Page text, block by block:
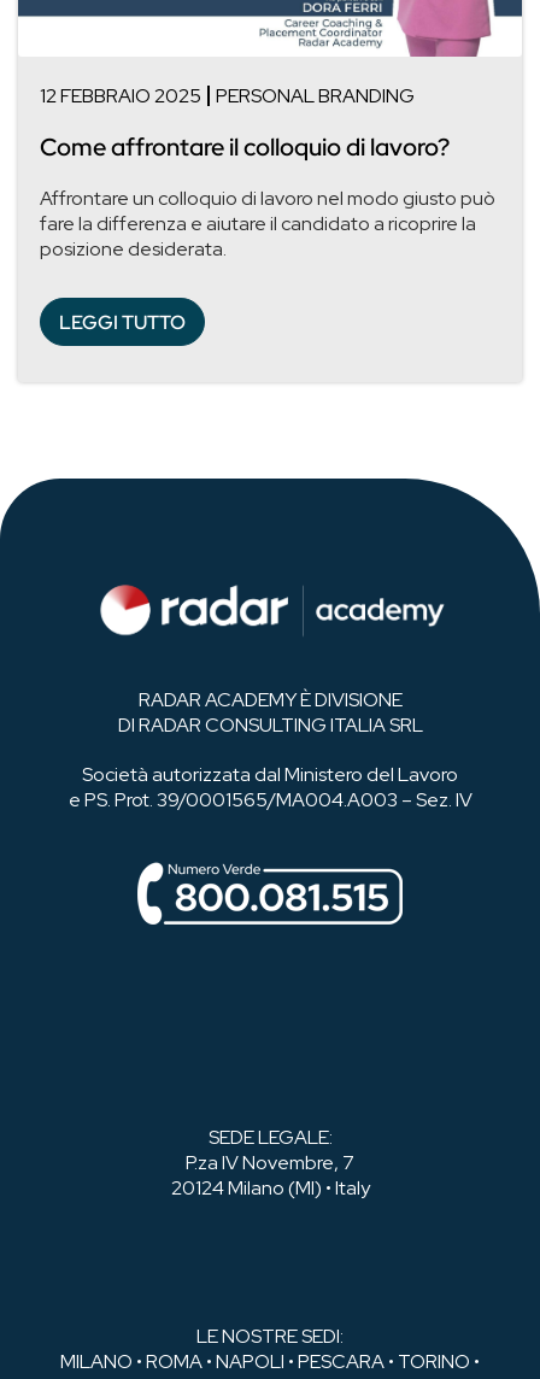
12 FEBBRAIO 2025 PERSONAL BRANDING
Come affrontare il colloquio di lavoro?
Affrontare un colloquio di lavoro nel modo giusto può
fare la differenza e aiutare il candidato a ricoprire la
posizione desiderata.
LEGGI TUTTO
RADAR ACADEMY È DIVISIONE
DI RADAR CONSULTING ITALIA SRL
Società autorizzata dal Ministero del Lavoro
e PS. Prot. 39/0001565/MA004.A003 – Sez. IV
SEDE LEGALE:
P.za IV Novembre, 7
20124 Milano (MI) • Italy
LE NOSTRE SEDI:
MILANO • ROMA • NAPOLI • PESCARA • TORINO •